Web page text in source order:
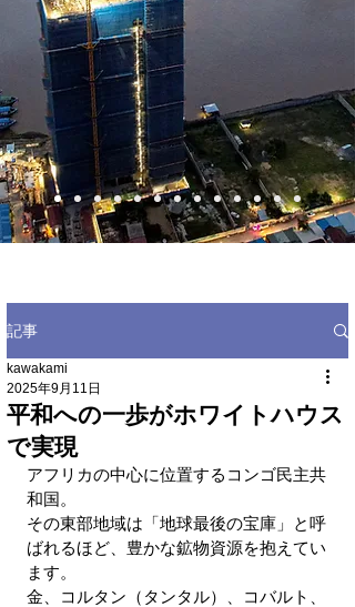
記事
平和への一歩がホワイトハウス
で実現
kawakami
2025年9月11日
アフリカの中心に位置するコンゴ民主共
和国。
その東部地域は「地球最後の宝庫」と呼
ばれるほど、豊かな鉱物資源を抱えてい
ます。
金、コルタン（タンタル）、コバルト、